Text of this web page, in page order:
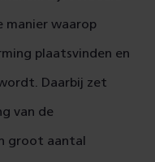
manier waarop
plaatsvinden en
Daarbij zet
van de
groot aantal